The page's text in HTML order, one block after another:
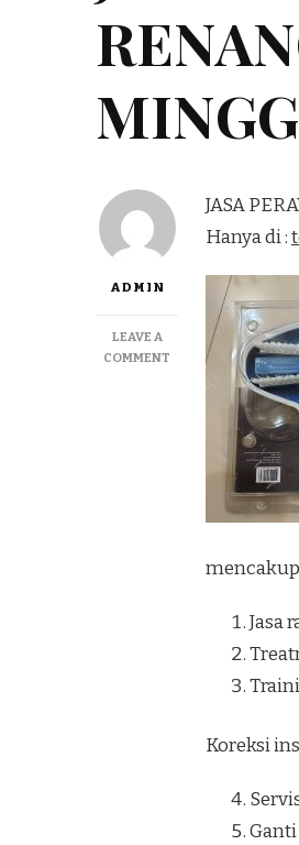
ADMIN
LEAVE A
COMMENT
PERAWATAN
TERPERCAYA
SLEMAN
JASA
Hanya di :
mencakup
Jasa
Koreksi